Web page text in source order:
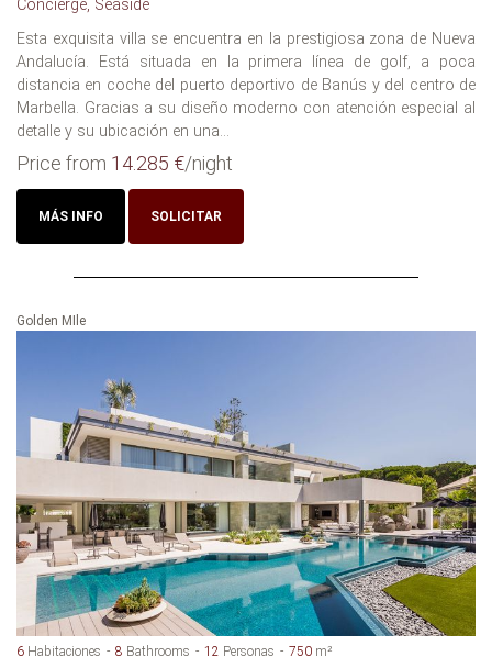
Concierge, Seaside
Esta exquisita villa se encuentra en la prestigiosa zona de Nueva
Andalucía. Está situada en la primera línea de golf, a poca
distancia en coche del puerto deportivo de Banús y del centro de
Marbella. Gracias a su diseño moderno con atención especial al
detalle y su ubicación en una...
Price from 14.285 €/night
MÁS INFO SOLICITAR
Golden MIle
6 Habitaciones 8 Bathrooms 12 Personas 750 m²